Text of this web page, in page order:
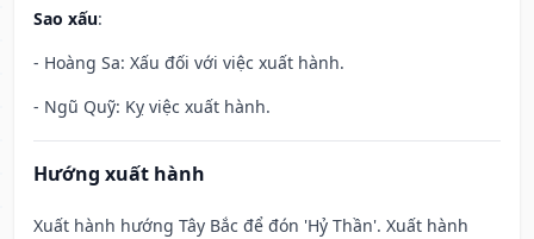
Sao xấu:
- Hoàng Sa: Xấu đối với việc xuất hành.
- Ngũ Quỹ: Kỵ việc xuất hành.
Hướng xuất hành
Xuất hành hướng Tây Bắc để đón 'Hỷ Thần'. Xuất hành